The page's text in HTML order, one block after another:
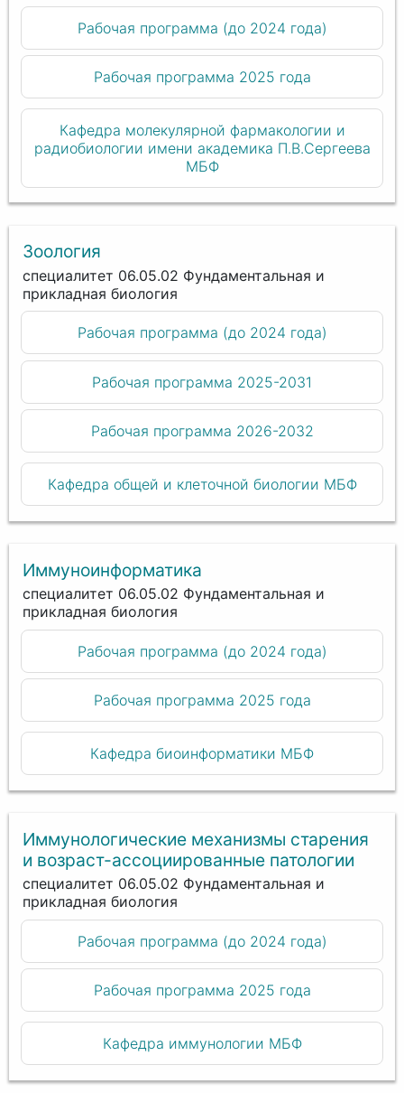
Рабочая программа (до 2024 года)
Рабочая программа 2025 года
Кафедра молекулярной фармакологии и
радиобиологии имени академика П.В.Сергеева
МБФ
Зоология
специалитет 06.05.02 Фундаментальная и
прикладная биология
Рабочая программа (до 2024 года)
Рабочая программа 2025-2031
Рабочая программа 2026-2032
Кафедра общей и клеточной биологии МБФ
Иммуноинформатика
специалитет 06.05.02 Фундаментальная и
прикладная биология
Рабочая программа (до 2024 года)
Рабочая программа 2025 года
Кафедра биоинформатики МБФ
Иммунологические механизмы старения
и возраст-ассоциированные патологии
специалитет 06.05.02 Фундаментальная и
прикладная биология
Рабочая программа (до 2024 года)
Рабочая программа 2025 года
Кафедра иммунологии МБФ